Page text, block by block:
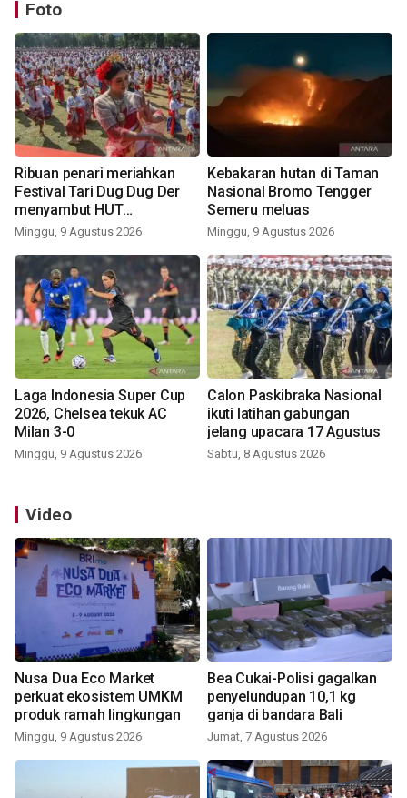
Foto
Ribuan penari meriahkan
Festival Tari Dug Dug Der
menyambut HUT
Kemerdekaan
Minggu, 9 Agustus 2026
Kebakaran hutan di Taman
Nasional Bromo Tengger
Semeru meluas
Minggu, 9 Agustus 2026
Laga Indonesia Super Cup
2026, Chelsea tekuk AC
Milan 3-0
Minggu, 9 Agustus 2026
Calon Paskibraka Nasional
ikuti latihan gabungan
jelang upacara 17 Agustus
Sabtu, 8 Agustus 2026
Video
Nusa Dua Eco Market
perkuat ekosistem UMKM
produk ramah lingkungan
Minggu, 9 Agustus 2026
Bea Cukai-Polisi gagalkan
penyelundupan 10,1 kg
ganja di bandara Bali
Jumat, 7 Agustus 2026